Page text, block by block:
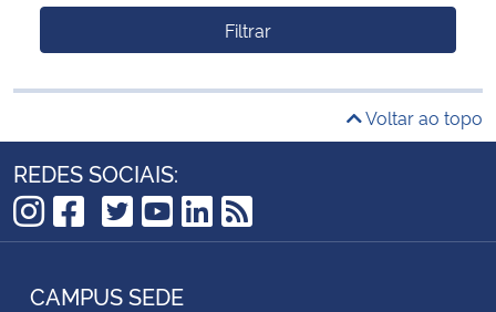
Filtrar
Voltar ao topo
REDES SOCIAIS:
Instagram
Facebook
TikTok
Twitter
YouTube
LinkedIn
RSS
CAMPUS SEDE